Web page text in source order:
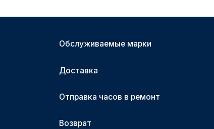
Обслуживаемые марки
Доставка
Отправка часов в ремонт
Возврат